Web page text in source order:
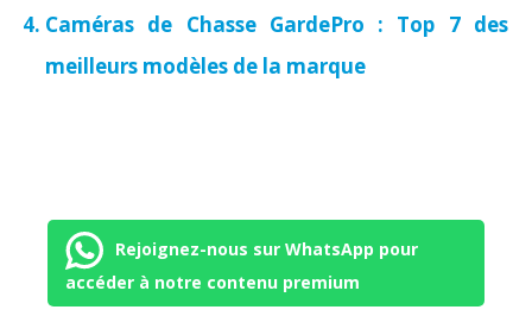
Caméras de Chasse GardePro : Top 7 des
meilleurs modèles de la marque
Rejoignez-nous sur WhatsApp pour
accéder à notre contenu premium